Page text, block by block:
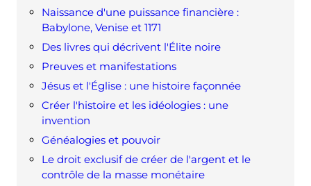
Naissance d'une puissance financière :
Babylone, Venise et 1171
Des livres qui décrivent l'Élite noire
Preuves et manifestations
Jésus et l'Église : une histoire façonnée
Créer l'histoire et les idéologies : une
invention
Généalogies et pouvoir
Le droit exclusif de créer de l'argent et le
contrôle de la masse monétaire